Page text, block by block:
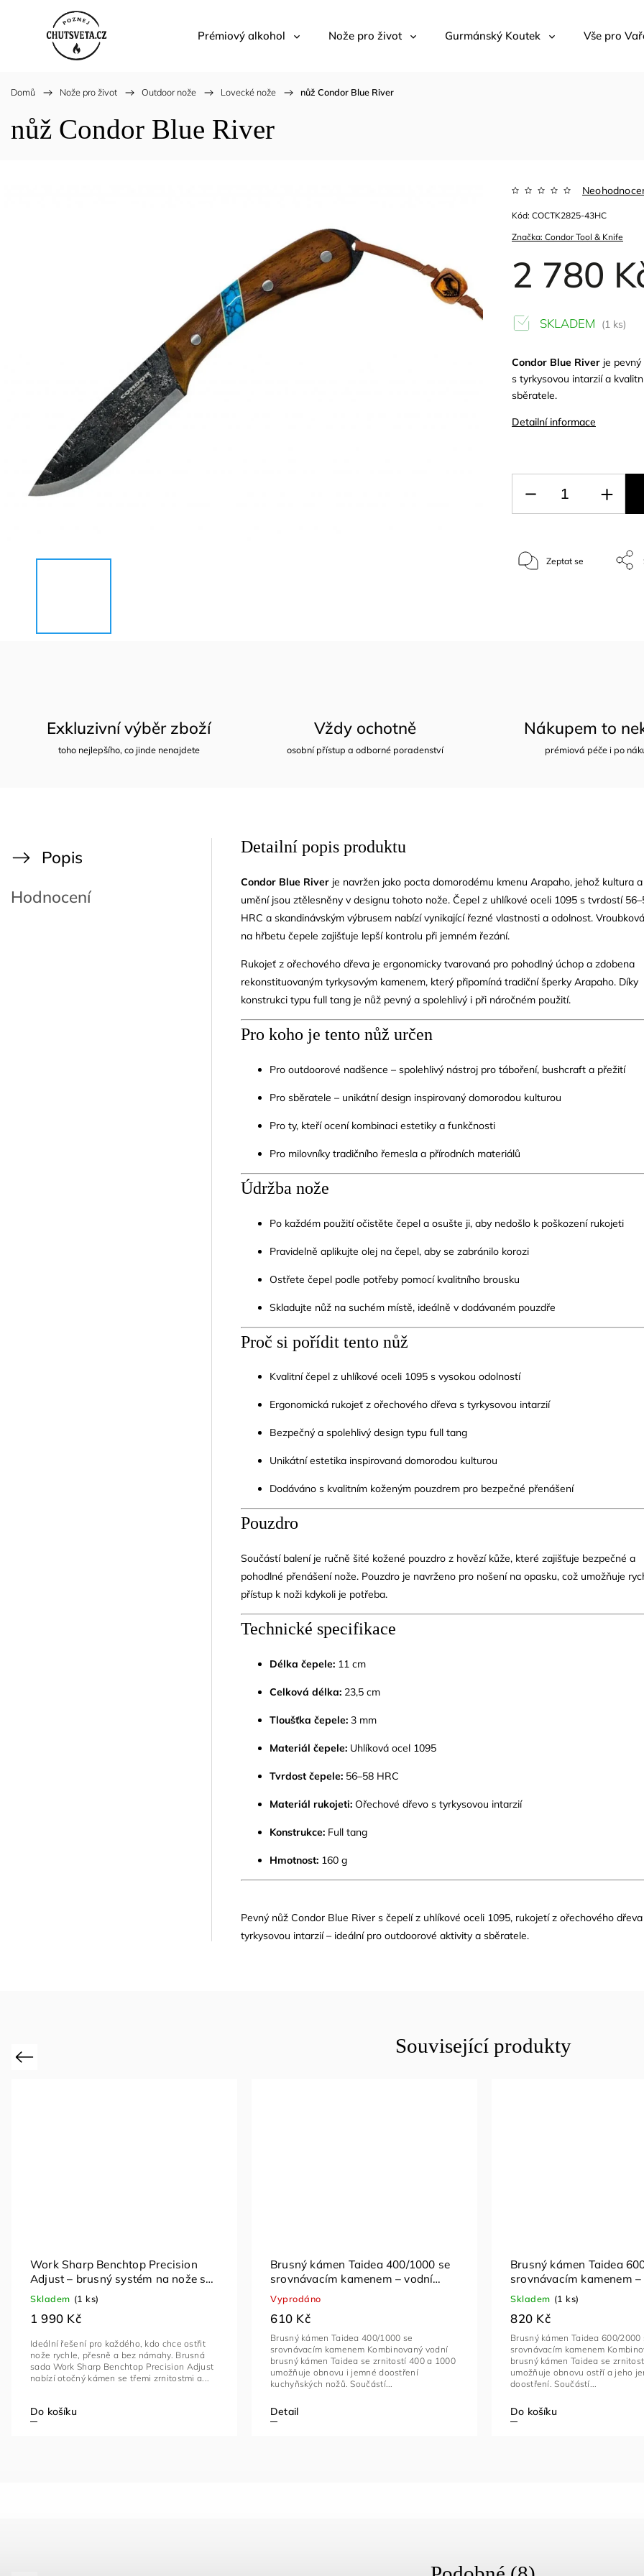
Prémiový alkohol Nože pro život Gurmánský Koutek Vše pro
Domů / Nože pro život / Outdoor nože / Lovecké nože / nůž Condor Blue River
nůž Condor Blue River
Značka:Condor Tool & Knife
2 780
Kód: COCTK2825-43HC
Condor Blue River je
s tyrkysovou intarzií a
sběratele.
Detailní informace
SKLADEM (1 ks)
Zeptat se
Exkluzivní výběr zboží
toho nejlepšího, co jinde nenajdete
Vždy ochotně
osobní přístup a odborné poradenství
Nákupem to
prémiová péče i po
Popis
Hodnocení
Detailní popis produktu
Condor Blue River je navržen jako pocta domorodému kmenu Arapaho, jehož kultura a
umění jsou ztělesněny v designu tohoto nože. Čepel z uhlíkové oceli 1095 s tvrdostí
HRC a skandinávským výbrusem nabízí vynikající řezné vlastnosti a odolnost.
na hřbetu čepele zajišťuje lepší kontrolu při jemném řezání.
Rukojeť z ořechového dřeva je ergonomicky tvarovaná pro pohodlný úchop a zdobena
rekonstituovaným tyrkysovým kamenem, který připomíná tradiční šperky Arapaho. Díky
konstrukci typu full tang je nůž pevný a spolehlivý i při náročném použití.
Pro koho je tento nůž určen
Pro outdoorové nadšence – spolehlivý nástroj pro táboření, bushcraft a přežití
Pro sběratele – unikátní design inspirovaný domorodou kulturou
Pro ty, kteří ocení kombinaci estetiky a funkčnosti
Pro milovníky tradičního řemesla a přírodních materiálů
Údržba nože
Po každém použití očistěte čepel a osušte ji, aby nedošlo k poškození rukojeti
Pravidelně aplikujte olej na čepel, aby se zabránilo korozi
Ostřete čepel podle potřeby pomocí kvalitního brousku
Skladujte nůž na suchém místě, ideálně v dodávaném pouzdře
Proč si pořídit tento nůž
Kvalitní čepel z uhlíkové oceli 1095 s vysokou odolností
Ergonomická rukojeť z ořechového dřeva s tyrkysovou intarzií
Bezpečný a spolehlivý design typu full tang
Unikátní estetika inspirovaná domorodou kulturou
Dodáváno s kvalitním koženým pouzdrem pro bezpečné přenášení
Pouzdro
Součástí balení je ručně šité kožené pouzdro z hovězí kůže, které zajišťuje bezpečné a
pohodlné přenášení nože. Pouzdro je navrženo pro nošení na opasku, což umožňuje
přístup k noži kdykoli je potřeba.
Technické specifikace
Délka čepele: 11 cm
Celková délka: 23,5 cm
Tloušťka čepele: 3 mm
Materiál čepele: Uhlíková ocel 1095
Tvrdost čepele: 56–58 HRC
Materiál rukojeti: Ořechové dřevo s tyrkysovou intarzií
Konstrukce: Full tang
Hmotnost: 160 g
Pevný nůž Condor Blue River s čepelí z uhlíkové oceli 1095, rukojetí z ořechového
tyrkysovou intarzií – ideální pro outdoorové aktivity a sběratele.
Související produkty
Previous
Work Sharp Benchtop Precision
Adjust – brusný systém na nože s
nastavitelným úhlem
Skladem (1 ks)
1 990 Kč
Do košíku
Ideální řešení pro každého, kdo chce ostřit
nože rychle, přesně a bez námahy. Brusná
sada Work Sharp Benchtop Precision Adjust
nabízí otočný kámen se třemi zrnitostmi a...
Brusný kámen Taidea 400/1000 se
srovnávacím kamenem – vodní
brousek na nože s protiskluzovým
stojanem
Vyprodáno
610 Kč
Detail
Brusný kámen Taidea 400/1000 se
srovnávacím kamenem Kombinovaný vodní
brusný kámen Taidea se zrnitostí 400 a 1000
umožňuje obnovu i jemné doostření
kuchyňských nožů. Součástí...
Brusný kámen Taidea
srovnávacím kamenem
brousek na nože s
stojanem
Skladem (1 ks)
820 Kč
Do košíku
Brusný kámen Taidea 600/2000
srovnávacím kamenem
brusný kámen Taidea se
umožňuje obnovu ostří a jeho
doostření. Součástí...